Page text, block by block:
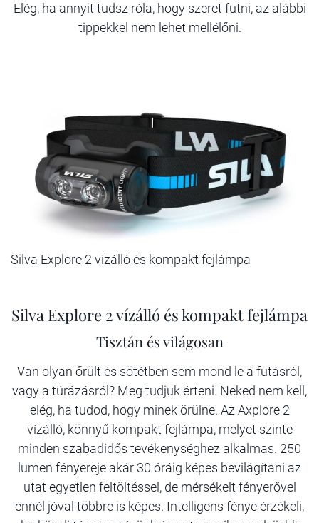
Elég, ha annyit tudsz róla, hogy szeret futni, az alábbi
tippekkel nem lehet mellélőni.
Silva Explore 2 vízálló és kompakt fejlámpa
Silva Explore 2 vízálló és kompakt fejlámpa
Tisztán és világosan
Van olyan őrült és sötétben sem mond le a futásról,
vagy a túrázásról? Meg tudjuk érteni. Neked nem kell,
elég, ha tudod, hogy minek örülne. Az Axplore 2
vízálló, könnyű kompakt fejlámpa, melyet szinte
minden szabadidős tevékenységhez alkalmas. 250
lumen fényereje akár 30 óráig képes bevilágítani az
utat egyetlen feltöltéssel, de mérsékelt fényerővel
ennél jóval többre is képes. Intelligens fénye érzékeli,